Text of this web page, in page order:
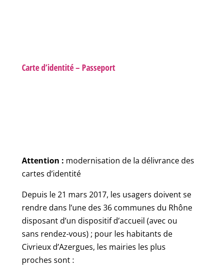
Carte d’identité – Passeport
Attention : modernisation de la délivrance des
cartes d’identité
Depuis le 21 mars 2017, les usagers doivent se
rendre dans l’une des 36 communes du Rhône
disposant d’un dispositif d’accueil (avec ou
sans rendez-vous) ; pour les habitants de
Civrieux d’Azergues, les mairies les plus
proches sont :